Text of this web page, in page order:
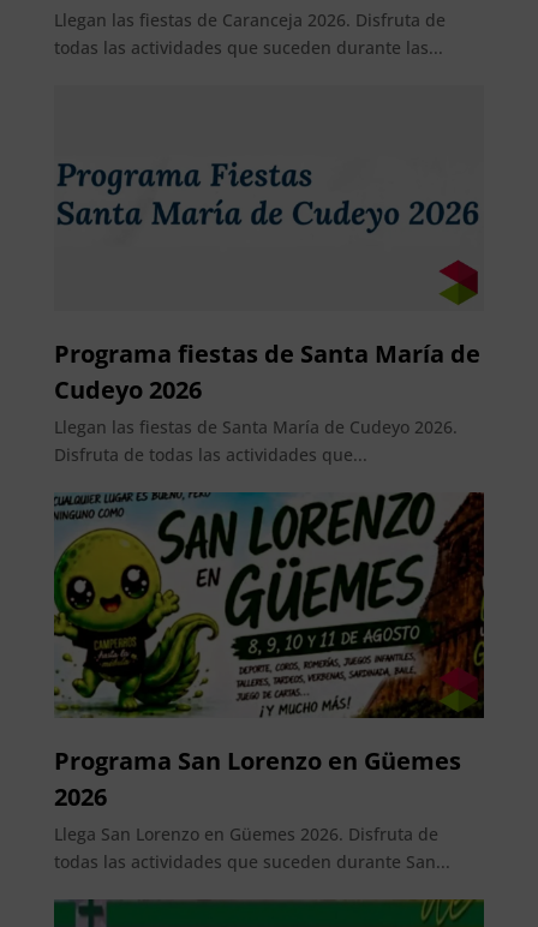
Llegan las fiestas de Caranceja 2026. Disfruta de
todas las actividades que suceden durante las...
Programa fiestas de Santa María de
Cudeyo 2026
Llegan las fiestas de Santa María de Cudeyo 2026.
Disfruta de todas las actividades que...
Programa San Lorenzo en Güemes
2026
Llega San Lorenzo en Güemes 2026. Disfruta de
todas las actividades que suceden durante San...